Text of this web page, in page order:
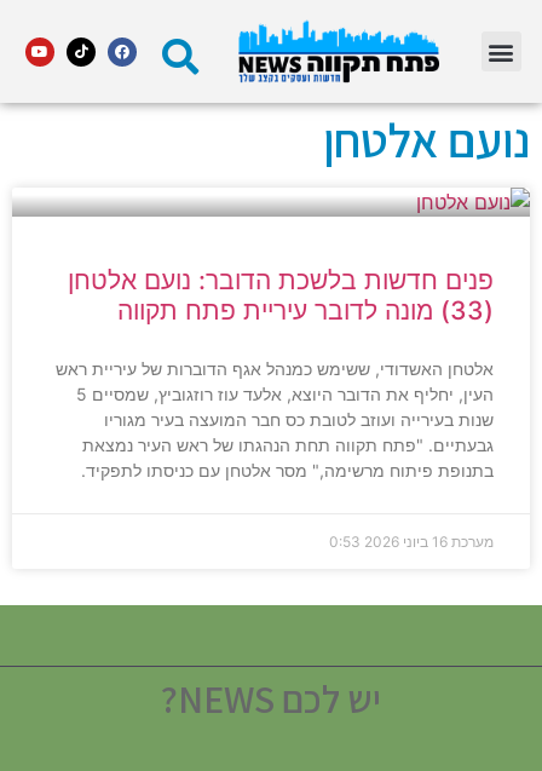
נועם אלטחן
פנים חדשות בלשכת הדובר: נועם אלטחן
(33) מונה לדובר עיריית פתח תקווה
אלטחן האשדודי, ששימש כמנהל אגף הדוברות של עיריית ראש
העין, יחליף את הדובר היוצא, אלעד עוז רוזגוביץ, שמסיים 5
שנות בעירייה ועוזב לטובת כס חבר המועצה בעיר מגוריו
גבעתיים. "פתח תקווה תחת הנהגתו של ראש העיר נמצאת
בתנופת פיתוח מרשימה," מסר אלטחן עם כניסתו לתפקיד.
מערכת 16 ביוני 2026 0:53
יש לכם NEWS?